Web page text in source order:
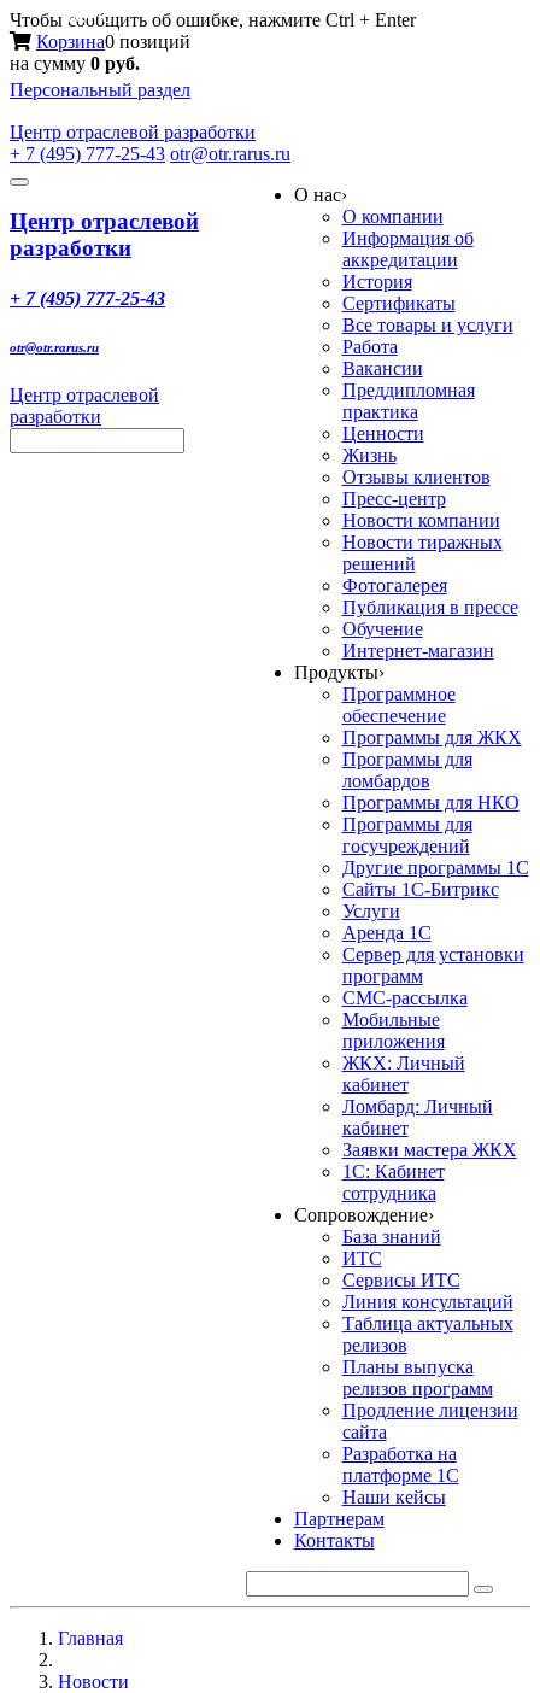
Чтобы сообщить об ошибке, нажмите Ctrl + Enter
Корзина0 позиций
на сумму 0 руб.
Персональный раздел
Центр отраслевой разработки
+ 7 (495) 777-25-43 otr@otr.rarus.ru
Toggle
Меню
Центр отраслевой
разработки
+ 7 (495) 777-25-43
otr@otr.rarus.ru
Центр отраслевой
разработки
О нас›
О компании
Информация об
аккредитации
История
Сертификаты
Все товары и услуги
Работа
Вакансии
Преддипломная
практика
Ценности
Жизнь
Отзывы клиентов
Пресс-центр
Новости компании
Новости тиражных
решений
Фотогалерея
Публикация в прессе
Обучение
Интернет-магазин
Продукты›
Программное
обеспечение
Программы для ЖКХ
Программы для
ломбардов
Программы для НКО
Программы для
госучреждений
Другие программы 1С
Сайты 1С-Битрикс
Услуги
Аренда 1С
Сервер для установки
программ
СМС-рассылка
Мобильные
приложения
ЖКХ: Личный
кабинет
Ломбард: Личный
кабинет
Заявки мастера ЖКХ
1С: Кабинет
сотрудника
Сопровождение›
База знаний
ИТС
Сервисы ИТС
Линия консультаций
Таблица актуальных
релизов
Планы выпуска
релизов программ
Продление лицензии
сайта
Разработка на
платформе 1С
Наши кейсы
Партнерам
Контакты
Главная
Новости